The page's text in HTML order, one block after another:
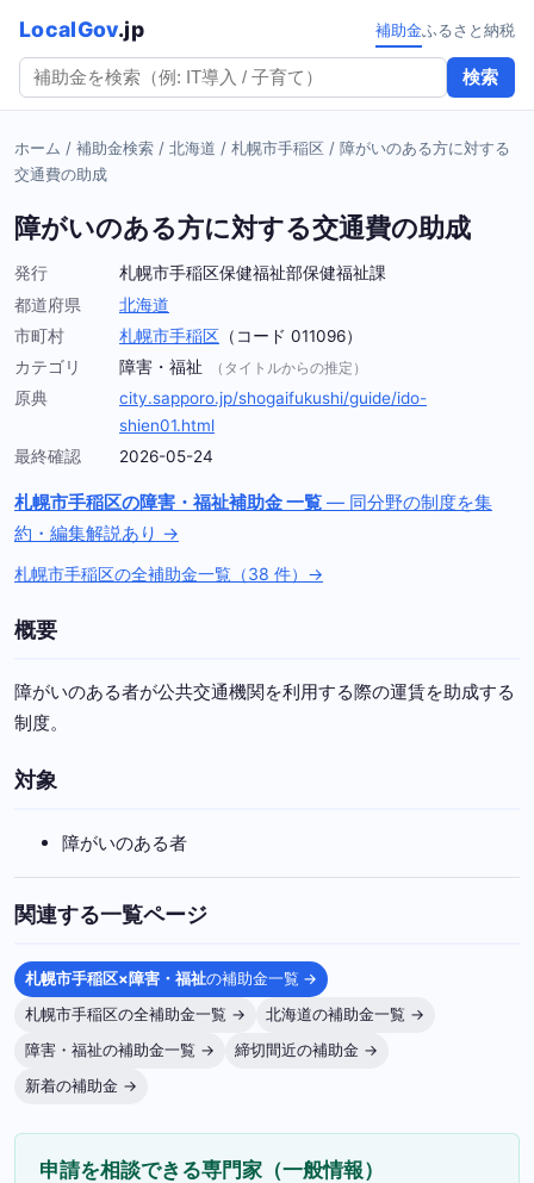
LocalGov.jp
検索
補助金ふるさと納税
ホーム / 補助金検索 / 北海道 / 札幌市手稲区 / 障がいのある方に対する
交通費の助成
障がいのある方に対する交通費の助成
発行
札幌市手稲区保健福祉部保健福祉課
都道府県
北海道
市町村
札幌市手稲区 （コード 011096）
カテゴリ
障害・福祉 （タイトルからの推定）
原典
city.sapporo.jp/shogaifukushi/guide/ido-
shien01.html
最終確認
2026-05-24
札幌市手稲区の障害・福祉補助金 一覧 — 同分野の制度を集
約・編集解説あり →
札幌市手稲区の全補助金一覧（38 件）→
概要
障がいのある者が公共交通機関を利用する際の運賃を助成する
制度。
対象
障がいのある者
関連する一覧ページ
札幌市手稲区×障害・福祉の補助金一覧 →
札幌市手稲区の全補助金一覧 →
北海道の補助金一覧 →
障害・福祉の補助金一覧 →
締切間近の補助金 →
新着の補助金 →
申請を相談できる専門家（一般情報）